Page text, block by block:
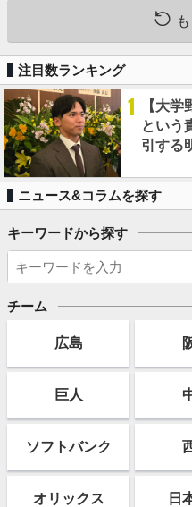
注目数ランキング
1
【大
という
引する
ニュース&コラムを探す
キーワードから探す
チーム
広島
巨人
ソフトバンク
オリックス 日